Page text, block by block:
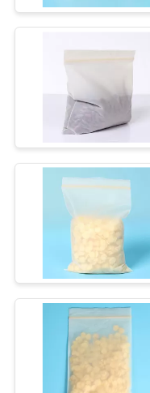
NOUS
VISITE
D'USINE
CONTRÔLE
DE
QUALITÉ
CONTACTEZ-
NOUS
DEMANDEZ
UNE
CITATION
sacs
Sacs